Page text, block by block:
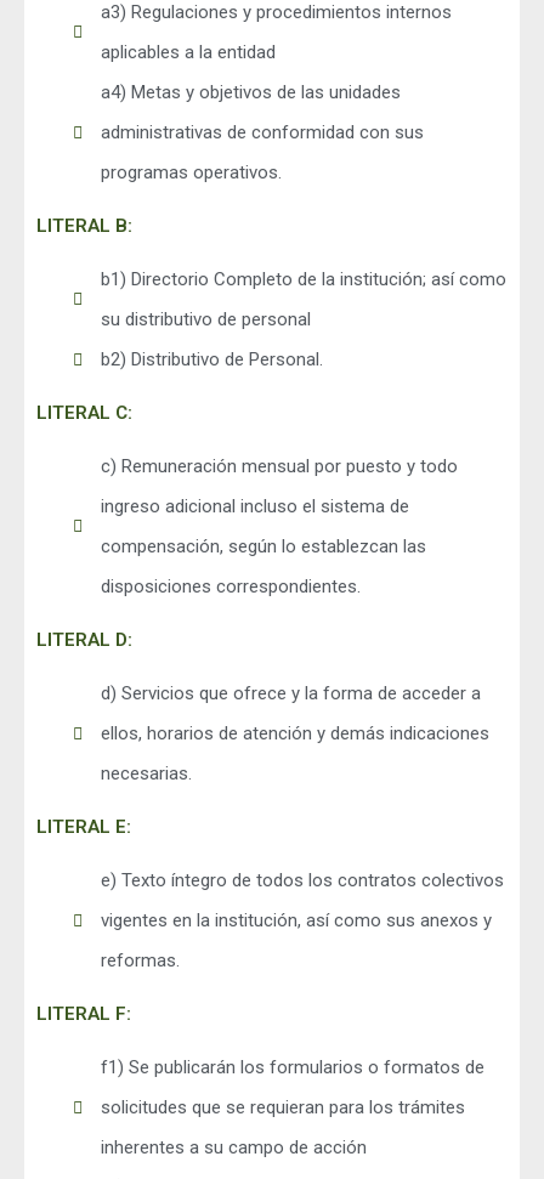
a3) Regulaciones y procedimientos internos
aplicables a la entidad
a4) Metas y objetivos de las unidades
administrativas de conformidad con sus
programas operativos.
LITERAL B:
b1) Directorio Completo de la institución; así como
su distributivo de personal
b2) Distributivo de Personal.
LITERAL C:
c) Remuneración mensual por puesto y todo
ingreso adicional incluso el sistema de
compensación, según lo establezcan las
disposiciones correspondientes.
LITERAL D:
d) Servicios que ofrece y la forma de acceder a
ellos, horarios de atención y demás indicaciones
necesarias.
LITERAL E:
e) Texto íntegro de todos los contratos colectivos
vigentes en la institución, así como sus anexos y
reformas.
LITERAL F:
f1) Se publicarán los formularios o formatos de
solicitudes que se requieran para los trámites
inherentes a su campo de acción